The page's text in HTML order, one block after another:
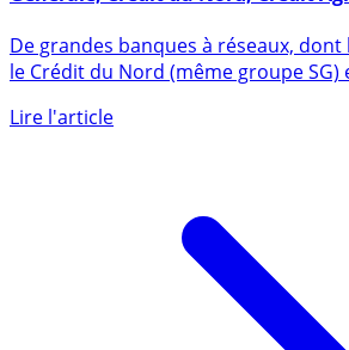
Avis de tempête sur l’immobilier ?
Générale, Crédit du Nord, Crédit
(régionalement) ferment le robinet
le Crédit du Nord (même groupe SG)